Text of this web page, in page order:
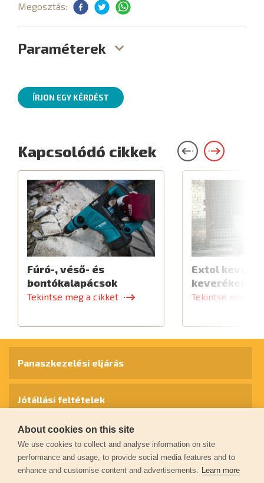
Megosztás:
Paraméterek
ÍRJON EGY KÉRDÉST
Kapcsolódó cikkek
Fúró-, véső- és
bontókalapácsok
Tekintse meg a cikket
Extol
Tekintse meg a
Panaszkezelési eljárás
Jótállási feltételek
Személyes adatok védelme
Kapcsolat
About cookies on this site
We use cookies to collect and analyse information on site
performance and usage, to provide social media features and to
enhance and customise content and advertisements. Learn more